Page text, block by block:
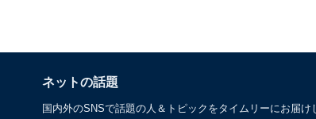
ネットの話題
国内外のSNSで話題の人＆トピックをタイムリーにお届